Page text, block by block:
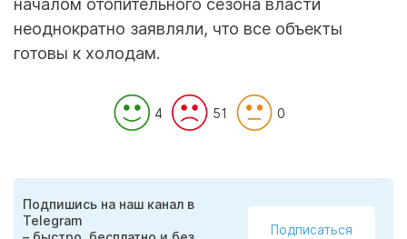
началом отопительного сезона власти
неоднократно заявляли, что все объекты
готовы к холодам.
4 51 0
Подпишись на наш канал в
Telegram
Подписаться